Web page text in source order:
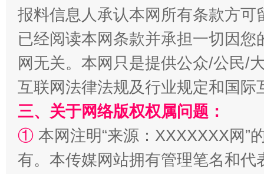
“后车司机肯定在骂我” 全民健
报料信息人承认本网所有条款方
已经阅读本网条款并承担一切因
网无关。本网只是提供公众/公民/
互联网法律法规及行业规定和国
三、关于网络版权权属问题：
① 本网注明“来源：XXXXXXX网”
有。本传媒网站拥有管理笔名和